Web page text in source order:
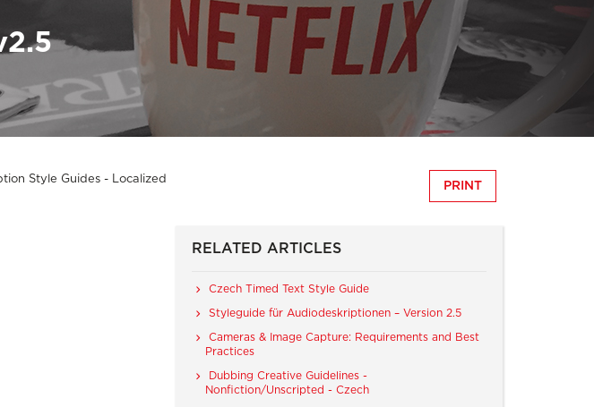
Style Guides - Localized
PRINT
RELATED ARTICLES
Czech Timed Text Style Guide
Styleguide für Audiodeskriptionen – Version 2.5
Cameras & Image Capture: Requirements and Best
Practices
Dubbing Creative Guidelines -
Nonfiction/Unscripted - Czech